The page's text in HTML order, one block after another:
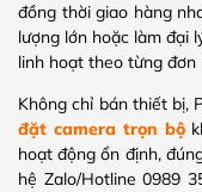
đồng thời giao hàng
lượng lớn hoặc làm đại
linh hoạt theo từng đơn
Không chỉ bán thiết bị,
đặt camera trọn bộ
hoạt động ổn định,
hệ Zalo/Hotline 0989